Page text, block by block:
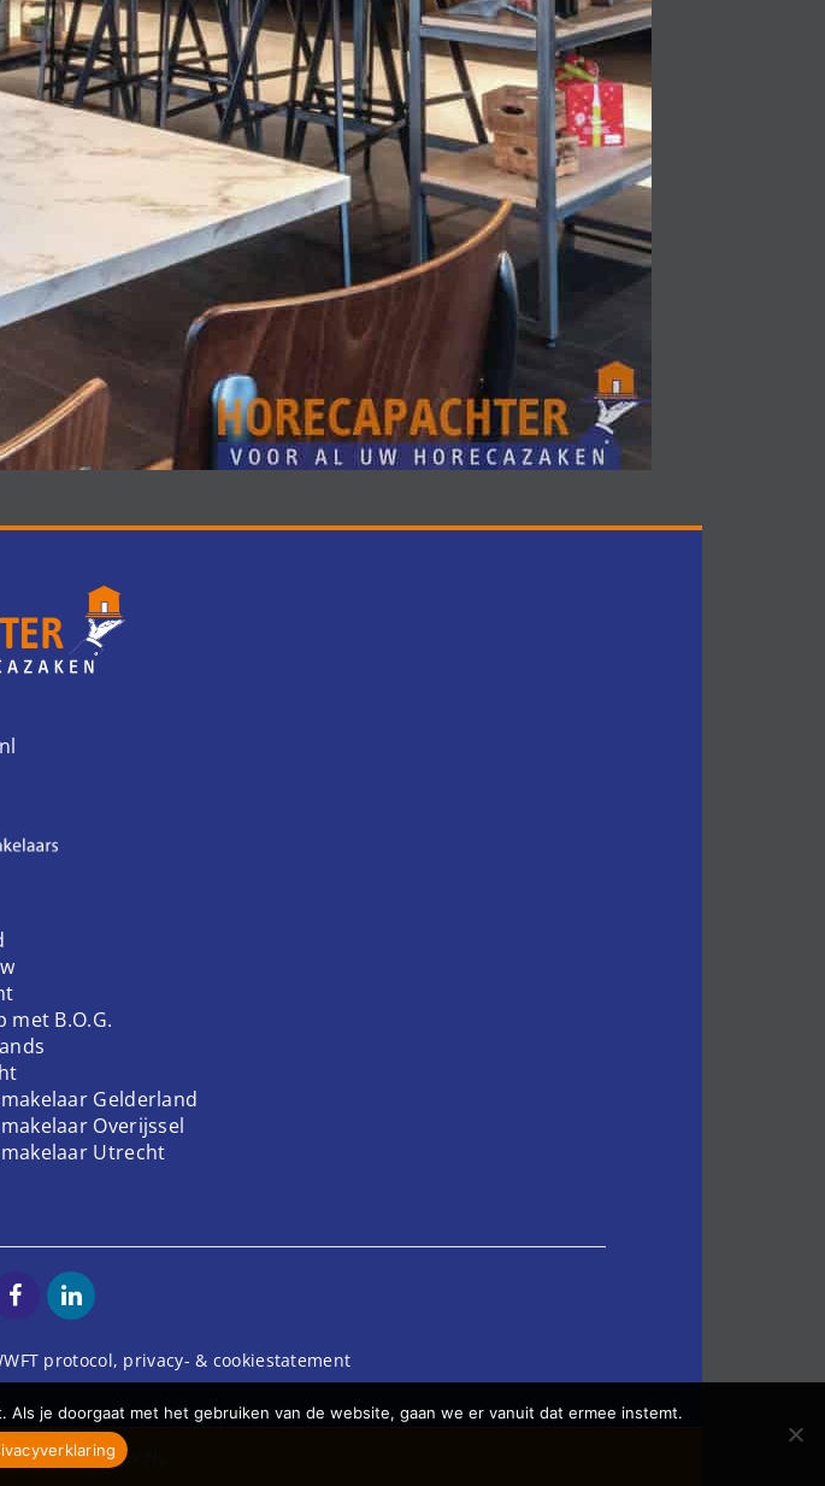
met B.O.G.
Gelderland
Overijssel
Utrecht
protocol, privacy- & cookiestatement
STUDIOVIV.NL
je doorgaat met het gebruiken van de website, gaan we er vanuit dat ermee instemt.